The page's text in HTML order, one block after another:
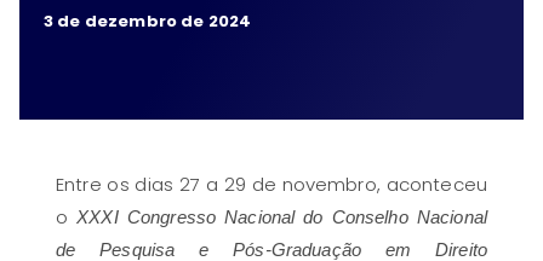
3 de dezembro de 2024
Entre os dias 27 a 29 de novembro, aconteceu
oXXXI Congresso Nacional do Conselho Nacional
de Pesquisa e Pós-Graduação em Direito